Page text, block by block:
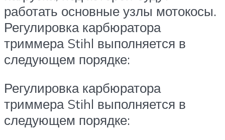
работать основные узлы мотокосы.
Регулировка карбюратора
триммера Stihl выполняется в
следующем порядке:
Регулировка карбюратора
триммера Stihl выполняется в
следующем порядке: